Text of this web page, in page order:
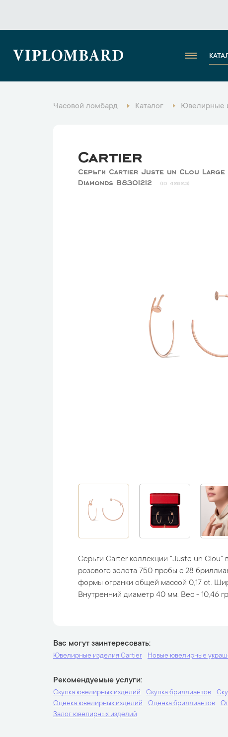
VIPLOMBARD
Часовой ломбард Каталог Ювелирные
Cartier
Серьги Cartier Juste un Clou Large
Diamonds B8301212
42823
Серьги Carter коллекции "Juste un Clou"
розового золота 750 пробы с 28
формы огранки общей массой 0,17 ct.
Внутренний диаметр 40 мм. Вес - 10,46
Вас могут заинтересовать
Ювелирные изделия Cartier Новые ювелирные
Рекомендуемые услуги
Скупка ювелирных изделий Скупка бриллиантов
Оценка ювелирных изделий
Оценка бриллиантов
Залог ювелирных изделий